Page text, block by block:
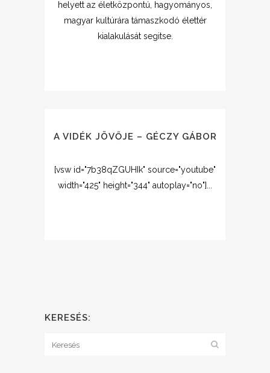
helyett az életközpontú, hagyományos,
magyar kultúrára támaszkodó élettér
kialakulását segitse.
A VIDÉK JÖVŐJE – GÉCZY GÁBOR
[vsw id="7b38qZGUHIk" source="youtube"
width="425" height="344" autoplay="no"]...
KERESÉS: